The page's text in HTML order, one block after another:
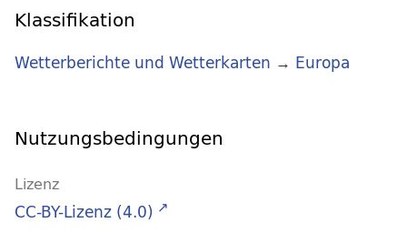
Klassifikation
Wetterberichte und Wetterkarten → Europa
Nutzungsbedingungen
Lizenz
CC-BY-Lizenz (4.0)